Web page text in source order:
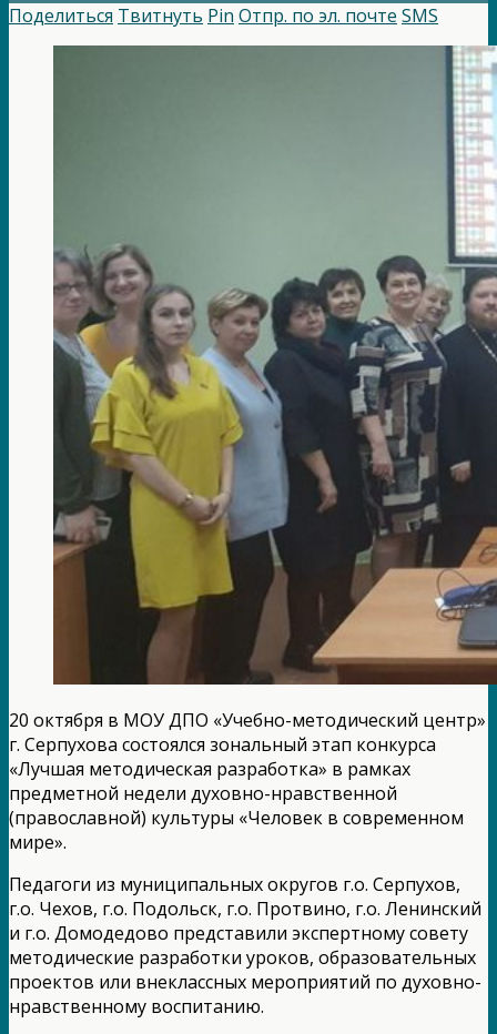
Поделиться Твитнуть Pin Отпр. по эл. почте SMS
20 октября в МОУ ДПО «Учебно-методический центр»
г. Серпухова состоялся зональный этап конкурса
«Лучшая методическая разработка» в рамках
предметной недели духовно-нравственной
(православной) культуры «Человек в современном
мире».
Педагоги из муниципальных округов г.о. Серпухов,
г.о. Чехов, г.о. Подольск, г.о. Протвино, г.о. Ленинский
и г.о. Домодедово представили экспертному совету
методические разработки уроков, образовательных
проектов или внеклассных мероприятий по духовно-
нравственному воспитанию.